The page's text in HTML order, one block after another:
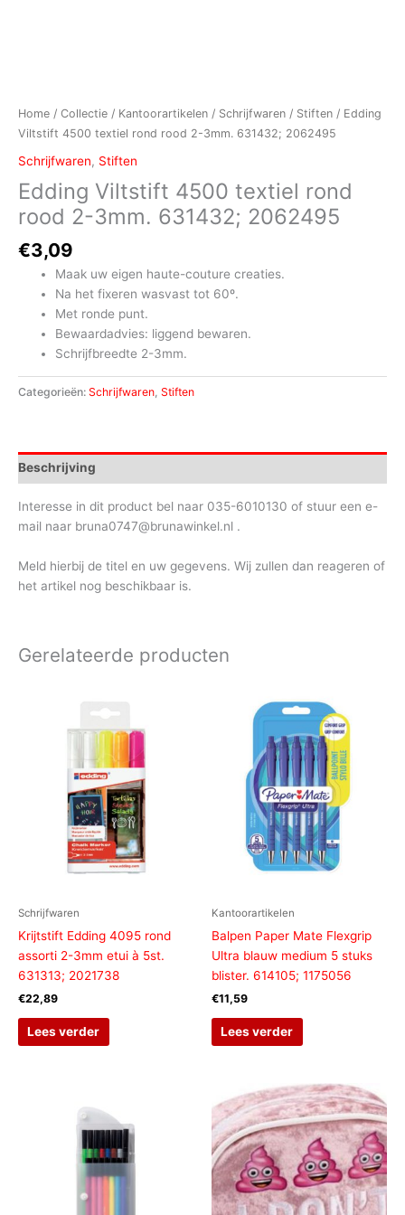
Home / Collectie / Kantoorartikelen / Schrijfwaren / Stiften / Edding
Viltstift 4500 textiel rond rood 2-3mm. 631432; 2062495
Schrijfwaren, Stiften
Edding Viltstift 4500 textiel rond
rood 2-3mm. 631432; 2062495
€3,09
Maak uw eigen haute-couture creaties.
Na het fixeren wasvast tot 60º.
Met ronde punt.
Bewaardadvies: liggend bewaren.
Schrijfbreedte 2-3mm.
Categorieën: Schrijfwaren, Stiften
Beschrijving
Interesse in dit product bel naar 035-6010130 of stuur een e-
mail naar bruna0747@brunawinkel.nl .
Meld hierbij de titel en uw gegevens. Wij zullen dan reageren of
het artikel nog beschikbaar is.
Gerelateerde producten
Schrijfwaren
Krijtstift Edding 4095 rond
assorti 2-3mm etui à 5st.
631313; 2021738
€22,89
Lees verder
Kantoorartikelen
Balpen Paper Mate Flexgrip
Ultra blauw medium 5 stuks
blister. 614105; 1175056
€11,59
Lees verder